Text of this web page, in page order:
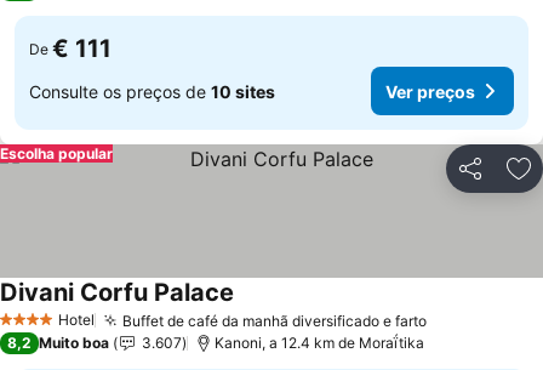
De € 111
Consulte os preços de 10 sites Ver preços
Partilhar
Escolha popular
4 EstrelasHotel Buffet de café da manhã diversificado e fartoVer preços
Divani Corfu Palace
8,2 Muito boa 3.607 Kanoni, a 12.4 km de Moraḯtika